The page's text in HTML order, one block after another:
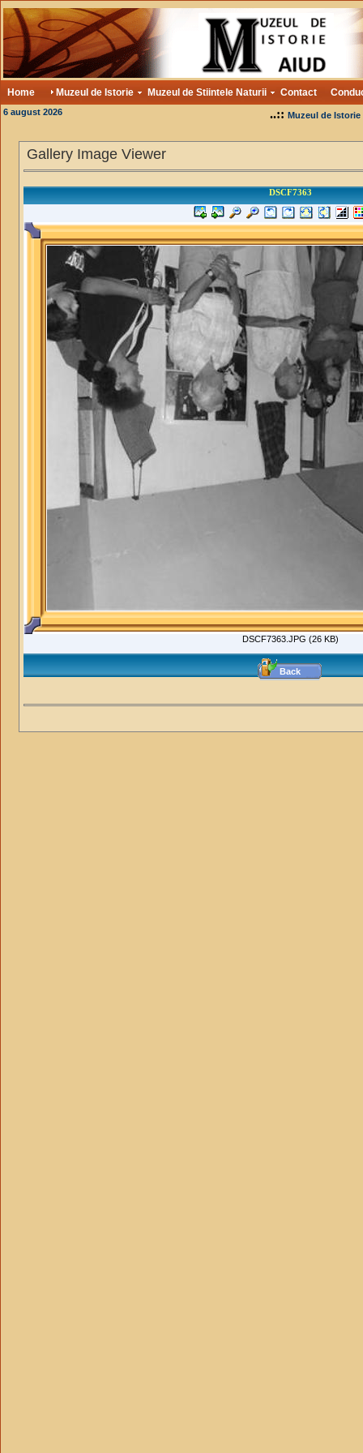
Home Muzeul de Istorie Muzeul de Stiintele Naturii Contact
6 august 2026 ..:: Muzeul de Istorie
Gallery Image Viewer
DSCF7363
DSCF7363.JPG (26 KB)